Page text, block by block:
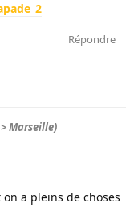
Répondre
Marseille)
on a pleins de choses